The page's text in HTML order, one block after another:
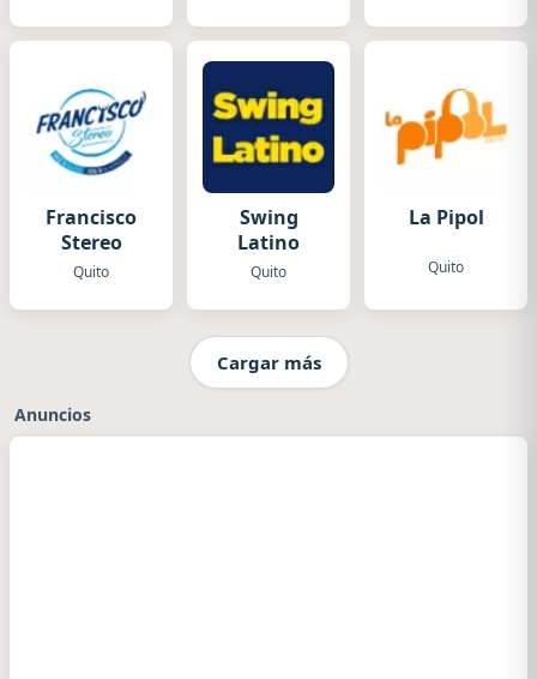
Francisco
Stereo
Quito
Swing
Latino
Quito
La Pipol
Quito
Cargar más
Anuncios